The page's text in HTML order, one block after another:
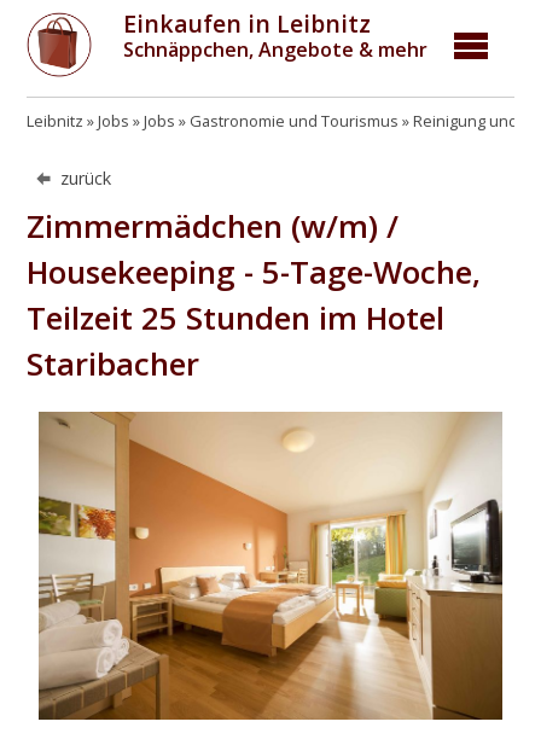
Einkaufen in Leibnitz
Schnäppchen, Angebote & mehr
Leibnitz Jobs Jobs Gastronomie und Tourismus Reinigung und
zurück
Zimmermädchen (w/m) /
Housekeeping - 5-Tage-Woche,
Teilzeit 25 Stunden im Hotel
Staribacher